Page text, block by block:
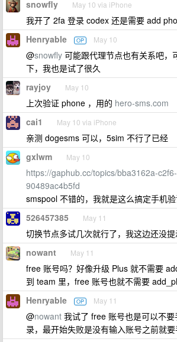
snowfly May 10 via iPhone
我开了 2fa 登录 codex 还是需要 add
Henryable OP May 10
@snowfly 可能跟代理节点也有关系吧，
下，我也是试了很久
rayjoy May 10
上次验证 phone ，用的 hero-sms.com
cai1 May 10 via iPhone
亲测 dogesms 可以，5sim 不行了已经
gxlwm May 10
https://gaphub.cc/topics/bba3162a-
90489ac4b5fd
smspool 不错的，我就是这么搞定手机
526457385 May 11
切换节点多试几次就行了，我这边还没
nowant May 11
free 账号吗？好像升级 Plus 就不需要
到 team 里，free 账号也就不需要
Henryable OP May 11
@nowant 我试了 free 账号也是可以不
录，最开始失败是没有输入账号之前就